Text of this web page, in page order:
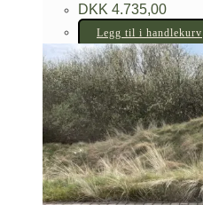
DKK 4.735,00
Legg til i handlekurv